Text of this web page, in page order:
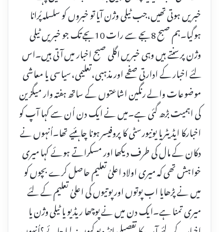
خبریں ہوتی تھیں،جب ٹیلی وژن آیا تو خبروں کو سلسلہ پُرانا
ہوگیا۔ہم صبح 8بجے سے رات 10بجے تک جو خبریں ٹیلی
وژن پر سنتے ہیں وہی خبریں اگلی صبح اخبار میں آتی ہیں۔اس
لئے اخبار کے ادارتی صفحے اور مذہبی،تعلیمی،سیاسی یا معاشی
موضوعات والے رنگین اشاعتوں کے ساتھ ہفتہ وار میگزین
کی اہمیت بڑھ گئی ہے۔میں نے ایک دن اُن سے کہا آپ کو
اخبارکا ایڈیٹر یا یونیورسٹی کا پروفیسر ہونا چاہئیے تھا۔اُنہوں نے
دکان کے مال کی طرف دیکھا اور مسکراتے ہوئے کہا میری
خواہش تھی کہ میری اولاد اعلیٰ تعلیم حاصل کرے بچوں کو
میں نے پڑھایا اب پوتوں اور پوتیوں کی اعلیٰ تعلیم کے لئے
میری تمنا ہے۔ایک دن میں نے پوچھا ریڈیو یا ٹیلی وژن یا